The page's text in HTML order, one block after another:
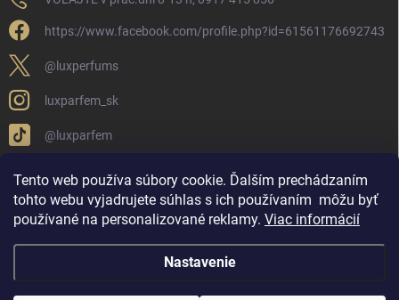
Tento web používa súbory cookie. Ďalším prechádzaním
tohto webu vyjadrujete súhlas s ich používaním môžu byť
používané na personalizované reklamy. Viac informácií
Nastavenie
https://www.facebook.com/profile.php?id=61561176692743
@luxperfums
luxparfem_sk
@luxparfem
LUX PARFÉM NOVÁKY
Lux Parfém Skupina na FB
Lux Parfum - Česká Republika
Lux Parfumok - Hungary